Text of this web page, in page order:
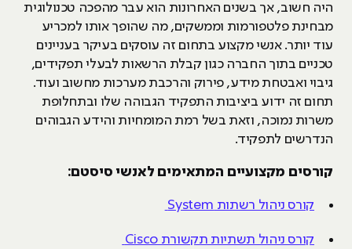
היה חשוב, אך בשנים האחרונות הוא עבר מהפכה טכנולוגית
מבחינת פלטפורמות וממשקים, מה שהופך אותו למכריע
עוד יותר. אנשי מקצוע בתחום זה עוסקים בעיקר בעניינים
טכניים בתוך החברה כגון קבלת הרשאות לבעלי תפקידים,
גיבוי ואבטחת מידע, פירוק והרכבת מערכות מחשוב ועוד.
תחום זה ידוע ביציבות התפקיד הגבוהה שלו ובתחלופת
משרות נמוכה, וזאת בשל רמת המומחיות והידע הגבוהים
הנדרשים לתפקיד.
קורסים מקצועיים המתאימים לאנשי סיסטם:
קורס ניהול רשתות System
קורס ניהול תשתיות תקשורת Cisco